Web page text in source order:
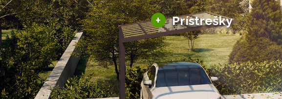
+ Prístrešky
Hliníkové prístrešky
Solárne prístrešky pre auto